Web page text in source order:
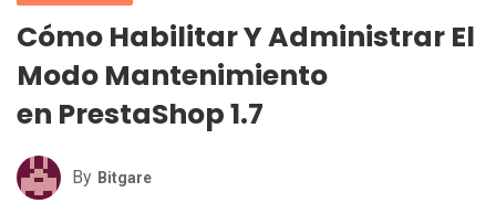
Cómo Habilitar Y Administrar El
Modo Mantenimiento
en PrestaShop 1.7
By Bitgare